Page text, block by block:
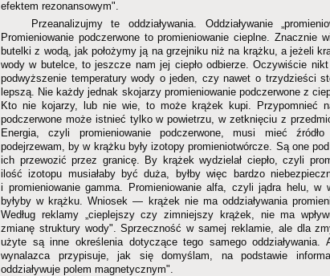
efektem rezonansowym".
Przeanalizujmy te oddziaływania. Oddziaływanie
Promieniowanie podczerwone to promieniowanie cieplne. Znacznie
butelki z wodą, jak położymy ją na grzejniku niż na krążku, a jeżeli
wody w butelce, to jeszcze nam jej ciepło odbierze. Oczywiście
podwyższenie temperatury wody o jeden, czy nawet o trzydzieści
lepszą. Nie każdy jednak skojarzy promieniowanie podczerwone z
Kto nie kojarzy, lub nie wie, to może krążek kupi. Przypomnieć
podczerwone może istnieć tylko w powietrzu, w zetknięciu z
Energia, czyli promieniowanie podczerwone, musi mieć
podejrzewam, by w krążku były izotopy promieniotwórcze. Są one
ich przewozić przez granicę. By krążek wydzielał ciepło, czyli
ilość izotopu musiałaby być duża, byłby więc bardzo
i promieniowanie gamma. Promieniowanie alfa, czyli jądra helu, w
byłyby w krążku. Wniosek — krążek nie ma oddziaływania
Według reklamy „cieplejszy czy zimniejszy krążek, nie ma
zmianę struktury wody". Sprzeczność w samej reklamie, ale dla
użyte są inne określenia dotyczące tego samego oddziaływania.
wynalazca przypisuje, jak się domyślam, na podstawie
oddziaływuje polem magnetycznym".